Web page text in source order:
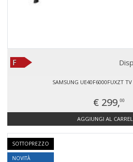
SAMSUNG UE40F6000FUXZT
€ 299,00
AGGIUNGI AL
SOTTOPREZZO
NOVITÀ